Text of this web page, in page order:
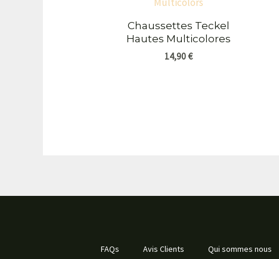
Chaussettes Teckel
Hautes Multicolores
14,90€
FAQs Avis Clients Qui sommes nous